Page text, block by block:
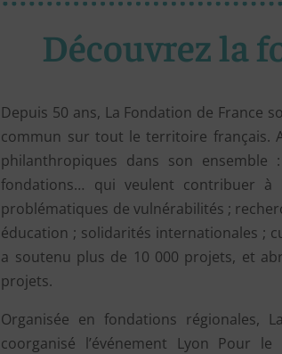
Découvrez la
Depuis 50 ans, La Fondation de France
commun sur tout le territoire français.
philanthropiques dans son
fondations… qui veulent contribuer à
problématiques de vulnérabilités ;
éducation ; solidarités internationales ;
a soutenu plus de 10 000 projets, et
projets.
Organisée en fondations régionales,
coorganisé l’événement Lyon Pour